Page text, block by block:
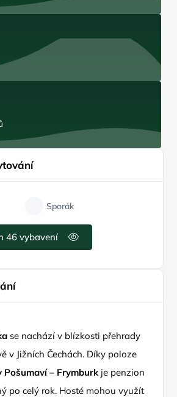
Sporák
46 vybavení
se nachází v blízkosti přehrady
v Jižních Čechách. Díky poloze
Pošumaví – Frymburkje penzion
po celý rok. Hosté mohou využít